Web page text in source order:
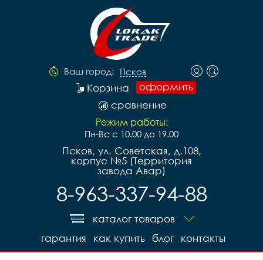
Ваш город: Псков
оформить
Корзина
сравнение
Режим работы:
Пн-Вс с 10.00 до 19.00
Псков, ул. Советская, д.108,
корпус №5 (Территория
завода Авар)
8-963-337-94-88
каталог товаров
контакты
блог
как купить
гарантия